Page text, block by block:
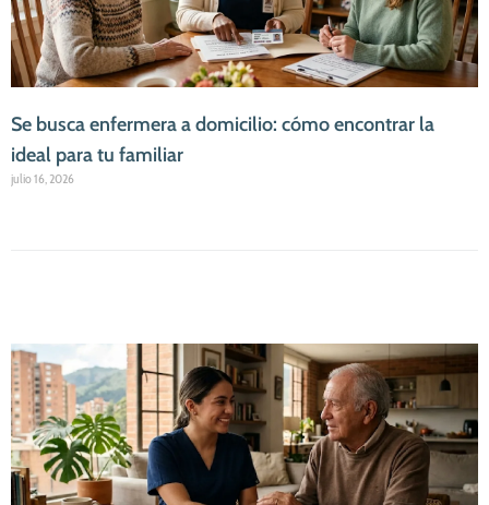
Se busca enfermera a domicilio: cómo encontrar la
ideal para tu familiar
julio 16, 2026